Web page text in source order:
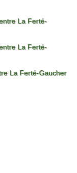
La Ferté-
La Ferté-
La Ferté-Gaucher